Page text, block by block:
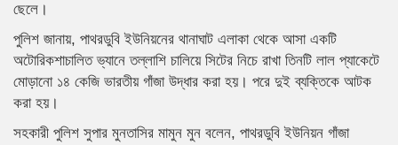
ছেলে।
পুলিশ জানায়, পাথরডুবি ইউনিয়নের থানাঘাট এলাকা থেকে আসা একটি
অটোরিকশাচালিত ভ্যানে তল্লাশি চালিয়ে সিটের নিচে রাখা তিনটি লাল প্যাকেটে
মোড়ানো ১৪ কেজি ভারতীয় গাঁজা উদ্ধার করা হয়। পরে দুই ব্যক্তিকে আটক
করা হয়।
সহকারী পুলিশ সুপার মুনতাসির মামুন মুন বলেন, পাথরডুবি ইউনিয়ন গাঁজা